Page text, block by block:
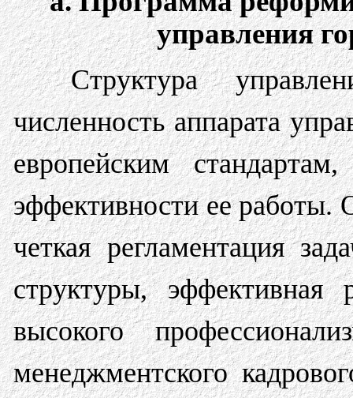
управления
Структура
численность аппарата
европейским
эффективности ее работы.
четкая регламентация
структуры, эффективная
высокого
менеджментского